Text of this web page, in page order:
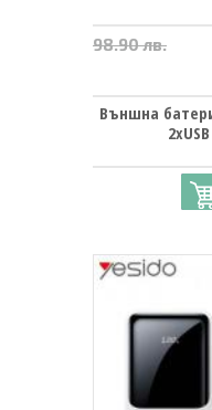
98.90 лв.
Външна